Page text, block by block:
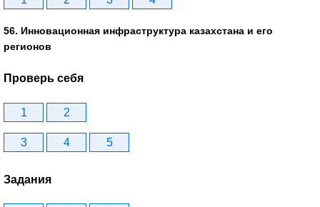
56. Инновационная инфраструктура казахстана и его
регионов
Проверь себя
1 2
3 4 5
Задания